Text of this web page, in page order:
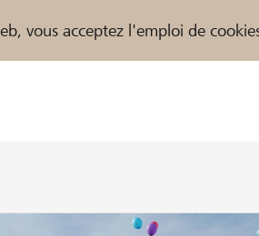
vous acceptez l'emploi de
/ Banques Raiffeisen